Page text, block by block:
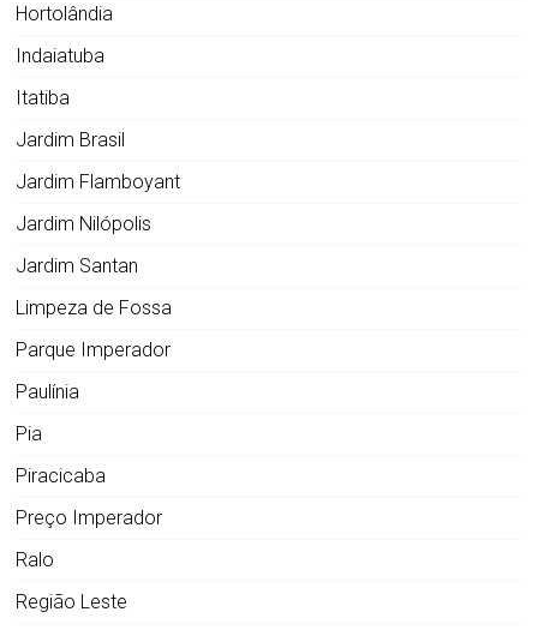
Hortolândia
Indaiatuba
Itatiba
Jardim Brasil
Jardim Flamboyant
Jardim Nilópolis
Jardim Santan
Limpeza de Fossa
Parque Imperador
Paulínia
Pia
Piracicaba
Preço Imperador
Ralo
Região Leste